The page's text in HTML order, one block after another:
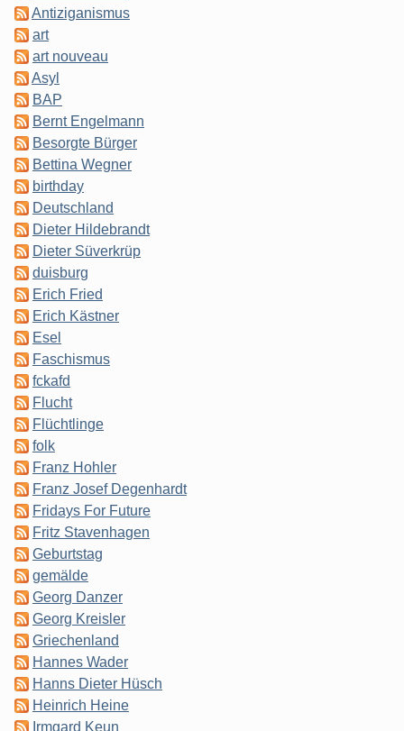
Antiziganismus
art
art nouveau
Asyl
BAP
Bernt Engelmann
Besorgte Bürger
Bettina Wegner
birthday
Deutschland
Dieter Hildebrandt
Dieter Süverkrüp
duisburg
Erich Fried
Erich Kästner
Esel
Faschismus
fckafd
Flucht
Flüchtlinge
folk
Franz Hohler
Franz Josef Degenhardt
Fridays For Future
Fritz Stavenhagen
Geburtstag
gemälde
Georg Danzer
Georg Kreisler
Griechenland
Hannes Wader
Hanns Dieter Hüsch
Heinrich Heine
Irmgard Keun